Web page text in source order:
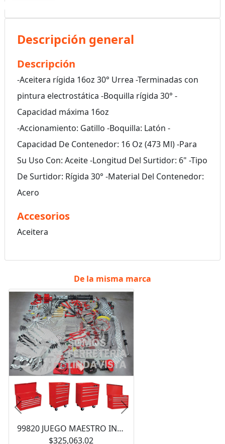
Descripción general
Descripción
-Aceitera rígida 16oz 30° Urrea -Terminadas con
pintura electrostática -Boquilla rígida 30° -
Capacidad máxima 16oz
-Accionamiento: Gatillo -Boquilla: Latón -
Capacidad De Contenedor: 16 Oz (473 Ml) -Para
Su Uso Con: Aceite -Longitud Del Surtidor: 6" -Tipo
De Surtidor: Rígida 30° -Material Del Contenedor:
Acero
Accesorios
Aceitera
De la misma marca
99820 JUEGO MAESTRO INDUSTRIAL COMBINADO 940 PIEZAS, CON GABINETES EX27M5, EX27M6, EX27S6 URREA
$325,063.02
Anterior Siguiente